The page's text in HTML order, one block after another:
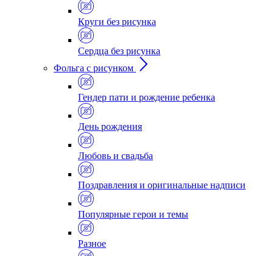
Круги без рисунка
Сердца без рисунка
Фольга с рисунком
Гендер пати и рождение ребенка
День рождения
Любовь и свадьба
Поздравления и оригинальные надписи
Популярные герои и темы
Разное